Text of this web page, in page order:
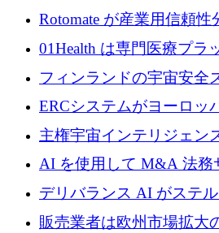
を構築するために 700 万
Rotomate が産業用信頼
めに 210 万ユーロを調達
01Health は専門医療プラ
に 1,500 万ドルを確保
フィンランドの宇宙安全
Aavuus が、スペースデブ
レシード資金を獲得
ERCシステムがヨーロッ
埋めるために設計された
であるVictorを発表
主権宇宙インテリジェン
中、ICEYEは評価額100
AI を使用して M&A 法務
るために 110 万ユーロを
デリバランス AI がステ
あるエンタープライズ AI
販売業者は欧州市場拡大